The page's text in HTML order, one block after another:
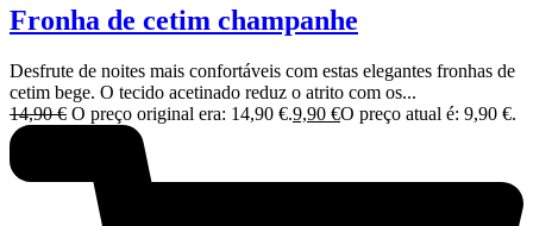
Fronha de cetim champanhe
Desfrute de noites mais confortáveis com estas elegantes fronhas de
cetim bege. O tecido acetinado reduz o atrito com os...
14,90€ O preço original era: 14,90 €.9,90 €O preço atual é: 9,90 €.